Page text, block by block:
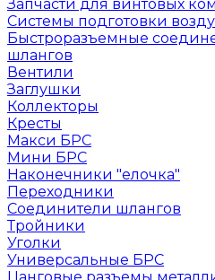
Запчасти для винтовых
Системы подготовки
Быстроразъемные
шлангов
Вентили
Заглушки
Коллекторы
Кресты
Макси БРС
Мини БРС
Наконечники "елочка"
Переходники
Соединители шлангов
Тройники
Уголки
Универсальные БРС